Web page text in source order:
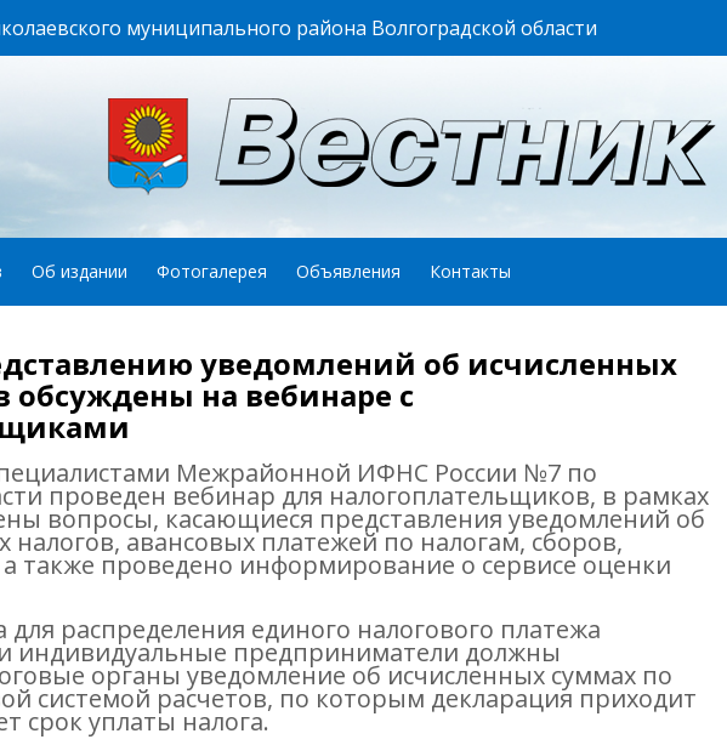
муниципального района Волгоградской области
Об издании Фотогалерея Объявления Контакты
уведомлений об исчисленных
обсуждены на вебинаре с
Межрайонной ИФНС России №7 по
проведен вебинар для налогоплательщиков, в рамках
вопросы, касающиеся представления уведомлений об
налогов, авансовых платежей по налогам, сборов,
а также проведено информирование о сервисе оценки
для распределения единого налогового платежа
индивидуальные предприниматели должны
органы уведомление об исчисленных суммах по
системой расчетов, по которым декларация приходит
срок уплаты налога.